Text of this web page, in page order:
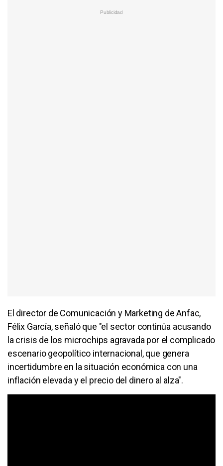
El director de Comunicación y Marketing de Anfac,
Félix García, señaló que "el sector continúa acusando
la crisis de los microchips agravada por el complicado
escenario geopolítico internacional, que genera
incertidumbre en la situación económica con una
inflación elevada y el precio del dinero al alza".